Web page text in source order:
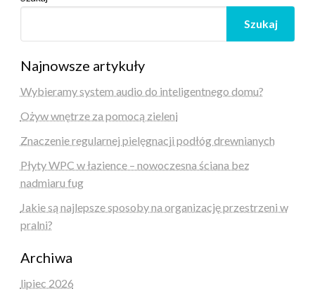
Szukaj
Najnowsze artykuły
Wybieramy system audio do inteligentnego domu?
Ożyw wnętrze za pomocą zieleni
Znaczenie regularnej pielęgnacji podłóg drewnianych
Płyty WPC w łazience – nowoczesna ściana bez
nadmiaru fug
Jakie są najlepsze sposoby na organizację przestrzeni w
pralni?
Archiwa
lipiec 2026